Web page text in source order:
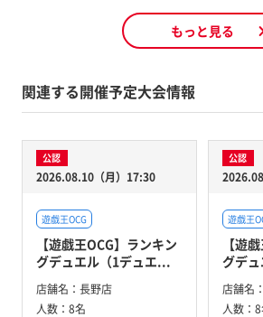
もっと見る
関連する開催予定大会情報
公認
2026.08.10（月）17:30
遊戯王OCG
【遊戯王OCG】ランキン
グデュエル（1デュエ...
店舗名： 長野店
人数： 8名
公認
遊戯王
【遊
グデ
店舗名：
人数：